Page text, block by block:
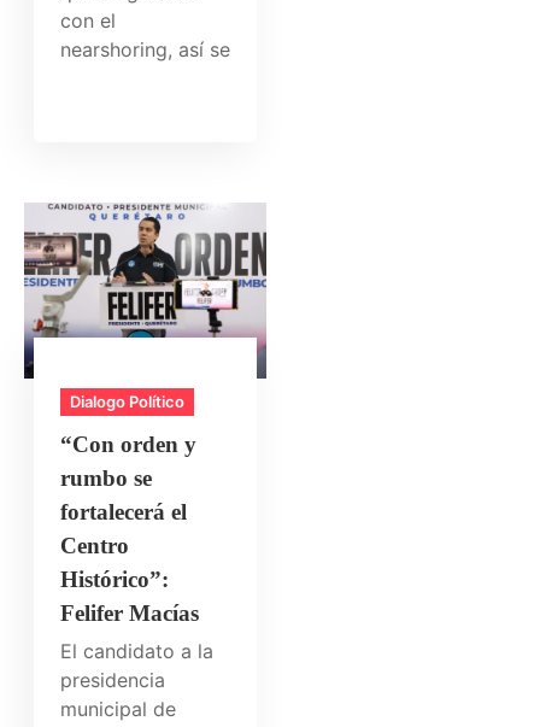
con el
nearshoring, así se
Dialogo Político
“Con orden y
rumbo se
fortalecerá el
Centro
Histórico”:
Felifer Macías
El candidato a la
presidencia
municipal de